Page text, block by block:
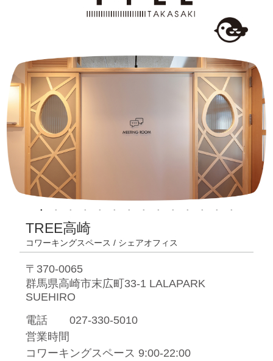
TREE高崎
コワーキングスペース / シェアオフィス
〒370-0065
群馬県高崎市末広町33-1 LALAPARK
SUEHIRO
電話
027-330-5010
営業時間
コワーキングスペース 9:00-22:00